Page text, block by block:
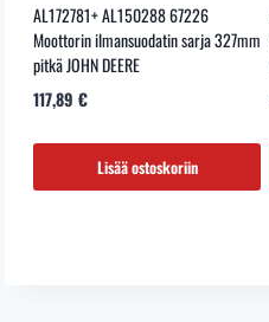
AL172781+ AL150288 67226
Moottorin ilmansuodatin sarja 327mm
pitkä JOHN DEERE
117,89 €
Lisää ostoskoriin